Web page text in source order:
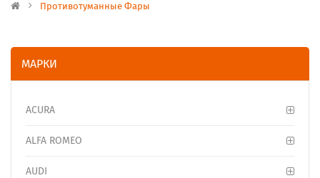
Противотуманные Фары
МАРКИ
ACURA
ALFA ROMEO
AUDI